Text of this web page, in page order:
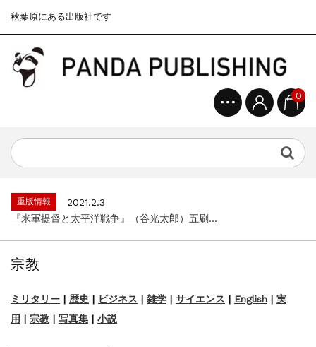
秋葉原にある出版社です
0
『F-2超入門』（関 賢太郎）三刷...
重版情報
2021.3.25
重版情報
2021.2.3
『米軍提督と太平洋戦争』（谷光太郎）五刷...
重版情報
重版情報
2020.12.18
『F-2超入門』（関 賢太郎）三刷...
宗教
ミリタリー| 歴史 | ビジネス | 雑学| サイエンス | English| 実
用 | 宗教| 写真集| 小説